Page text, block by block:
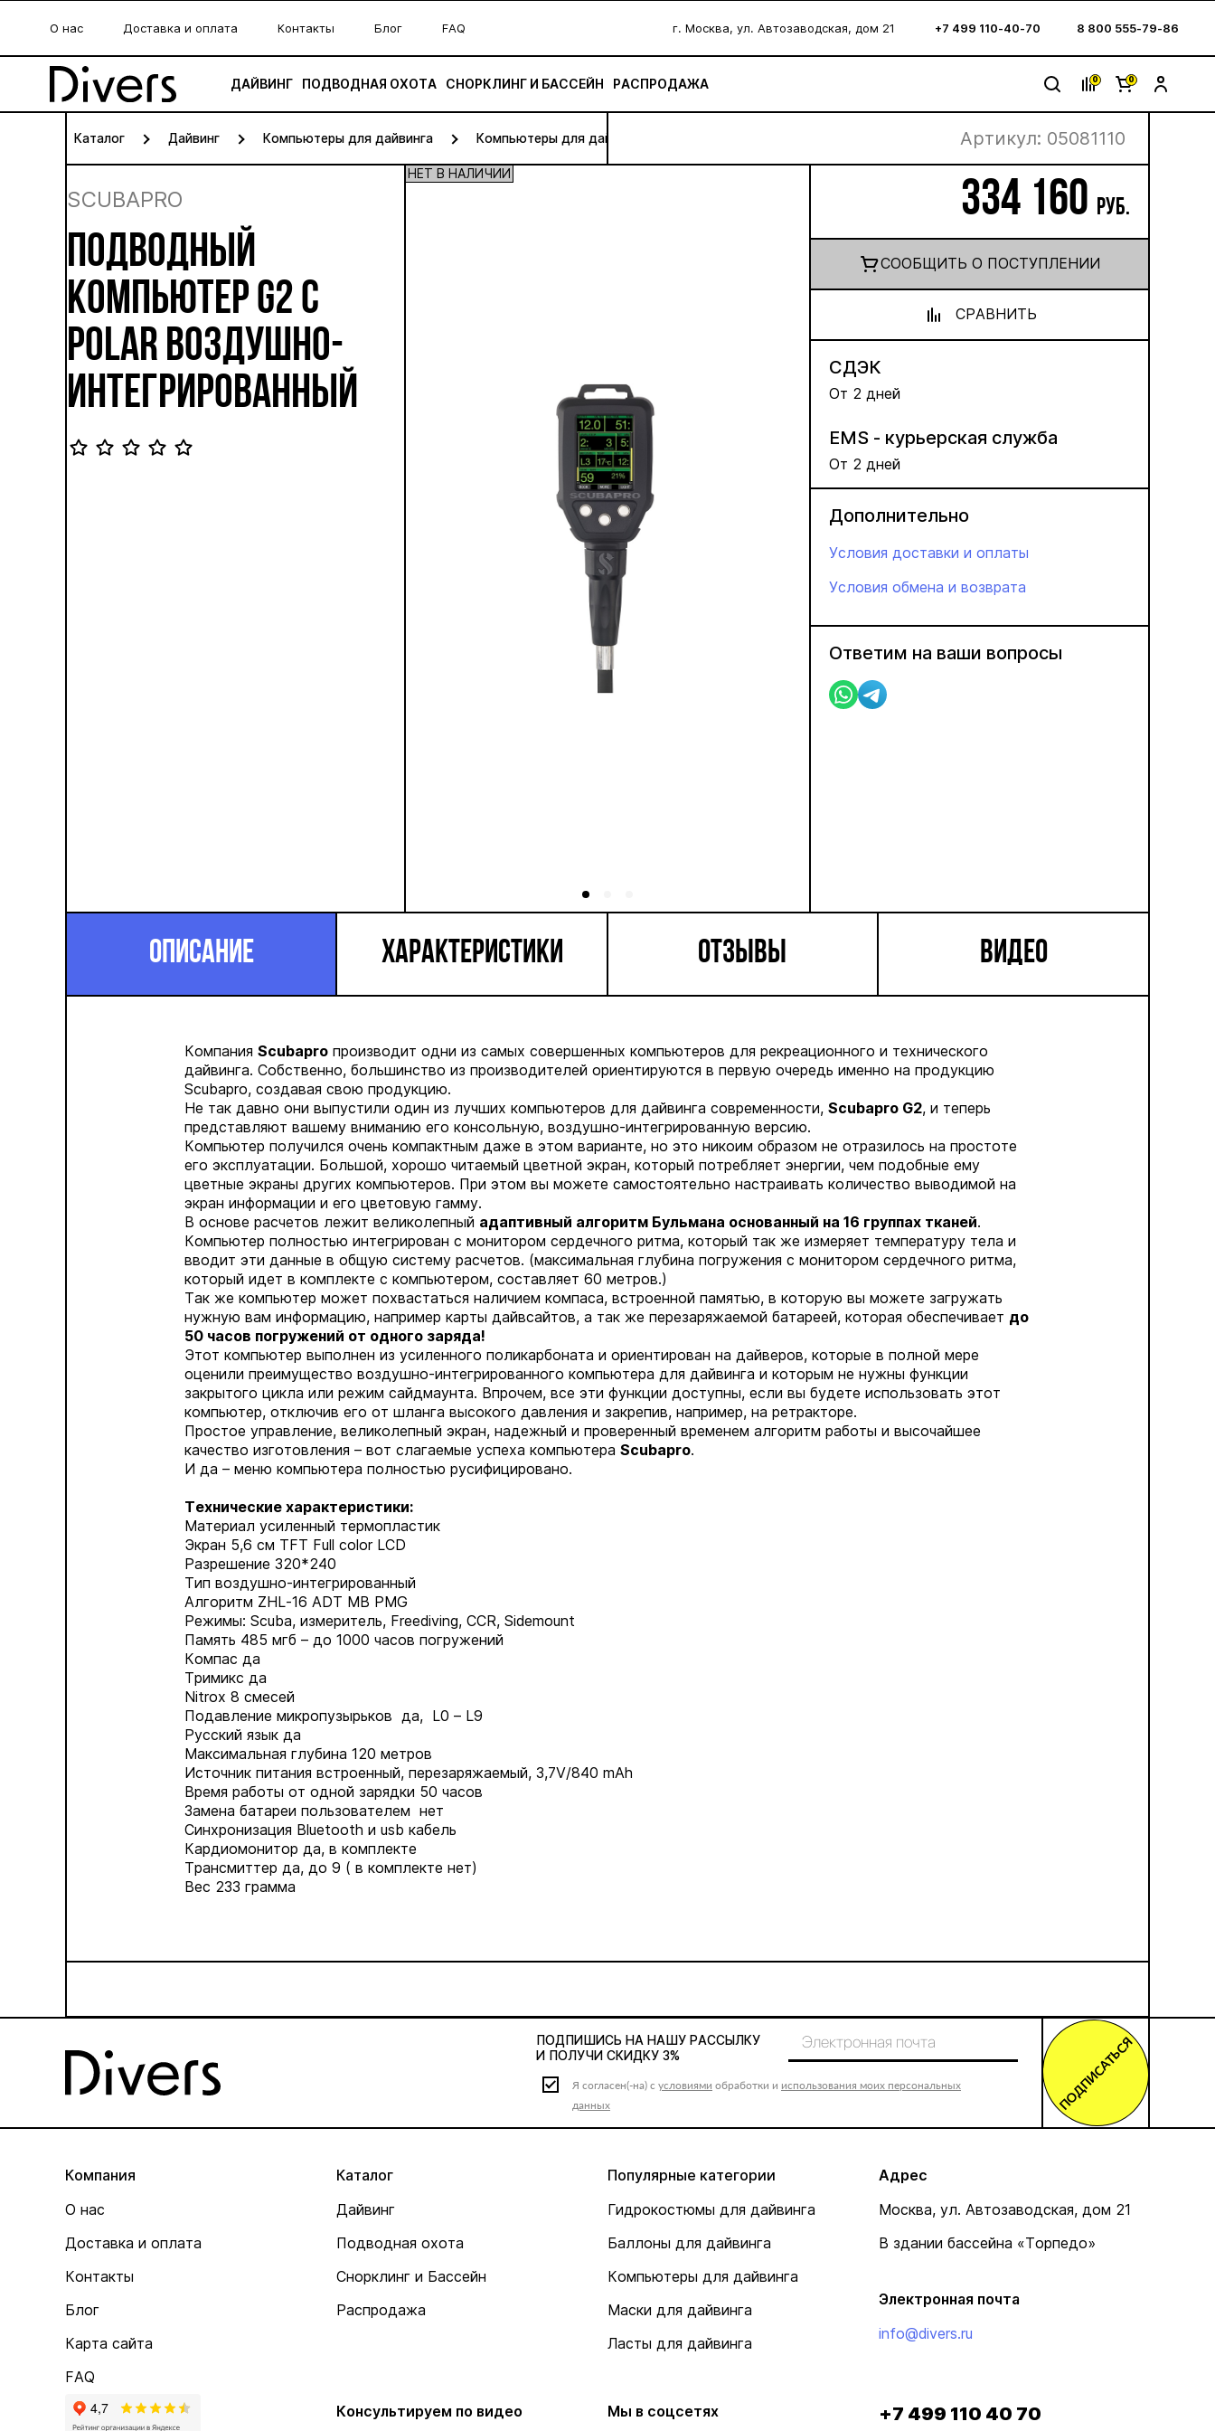
О нас Доставка и оплата Контакты Блог FAQ г. Москва, ул. Автозаводская, дом 21 +7 499 110-40-70 8 800 555-79-86
ДАЙВИНГ ПОДВОДНАЯ ОХОТА СНОРКЛИНГ И БАССЕЙН РАСПРОДАЖА 0 0
Каталог Дайвинг Компьютеры для дайвинга Компьютеры для дайвинга Артикул: 05081110
SCUBAPRO
ПОДВОДНЫЙ
КОМПЬЮТЕР G2 С
POLAR ВОЗДУШНО-
ИНТЕГРИРОВАННЫЙ
НЕТ В НАЛИЧИИ
334 160 руб.
CООБЩИТЬ О ПОСТУПЛЕНИИ
СРАВНИТЬ
СДЭК
От 2 дней
EMS - курьерская служба
От 2 дней
Дополнительно
Условия доставки и оплаты
Условия обмена и возврата
Ответим на ваши вопросы
ОПИСАНИЕ ХАРАКТЕРИСТИКИ ОТЗЫВЫ ВИДЕО
Компания Scubapro производит одни из самых совершенных компьютеров для рекреационного и технического
дайвинга. Собственно, большинство из производителей ориентируются в первую очередь именно на продукцию
Scubapro, создавая свою продукцию.
Не так давно они выпустили один из лучших компьютеров для дайвинга современности, Scubapro G2, и теперь
представляют вашему вниманию его консольную, воздушно-интегрированную версию.
Компьютер получился очень компактным даже в этом варианте, но это никоим образом не отразилось на простоте
его эксплуатации. Большой, хорошо читаемый цветной экран, который потребляет энергии, чем подобные ему
цветные экраны других компьютеров. При этом вы можете самостоятельно настраивать количество выводимой на
экран информации и его цветовую гамму.
В основе расчетов лежит великолепный адаптивный алгоритм Бульмана основанный на 16 группах тканей.
Компьютер полностью интегрирован с монитором сердечного ритма, который так же измеряет температуру тела и
вводит эти данные в общую систему расчетов. (максимальная глубина погружения с монитором сердечного ритма,
который идет в комплекте с компьютером, составляет 60 метров.)
Так же компьютер может похвастаться наличием компаса, встроенной памятью, в которую вы можете загружать
нужную вам информацию, например карты дайвсайтов, а так же перезаряжаемой батареей, которая обеспечивает до
50 часов погружений от одного заряда!
Этот компьютер выполнен из усиленного поликарбоната и ориентирован на дайверов, которые в полной мере
оценили преимущество воздушно-интегрированного компьютера для дайвинга и которым не нужны функции
закрытого цикла или режим сайдмаунта. Впрочем, все эти функции доступны, если вы будете использовать этот
компьютер, отключив его от шланга высокого давления и закрепив, например, на ретракторе.
Простое управление, великолепный экран, надежный и проверенный временем алгоритм работы и высочайшее
качество изготовления – вот слагаемые успеха компьютера Scubapro.
И да – меню компьютера полностью русифицировано.
Технические характеристики:
Материал усиленный термопластик
Экран 5,6 см TFT Full color LCD
Разрешение 320*240
Тип воздушно-интегрированный
Алгоритм ZHL-16 ADT MB PMG
Режимы: Scuba, измеритель, Freediving, CCR, Sidemount
Память 485 мгб – до 1000 часов погружений
Компас да
Тримикс да
Nitrox 8 смесей
Подавление микропузырьков да, L0 – L9
Русский язык да
Максимальная глубина 120 метров
Источник питания встроенный, перезаряжаемый, 3,7V/840 mAh
Время работы от одной зарядки 50 часов
Замена батареи пользователем нет
Синхронизация Bluetooth и usb кабель
Кардиомонитор да, в комплекте
Трансмиттер да, до 9 ( в комплекте нет)
Вес 233 грамма
ПОДПИШИСЬ НА НАШУ РАССЫЛКУ
И ПОЛУЧИ СКИДКУ 3%
Я согласен(-на) с условиями обработки и использования моих персональных
данных
ПОДПИСАТЬСЯ
Компания
О нас
Доставка и оплата
Контакты
Блог
Карта сайта
FAQ
Каталог
Дайвинг
Подводная охота
Снорклинг и Бассейн
Распродажа
Популярные категории
Гидрокостюмы для дайвинга
Баллоны для дайвинга
Компьютеры для дайвинга
Маски для дайвинга
Ласты для дайвинга
Адрес
Москва, ул. Автозаводская, дом 21
В здании бассейна «Торпедо»
Электронная почта
info@divers.ru
Консультируем по видео Мы в соцсетях +7 499 110 40 70